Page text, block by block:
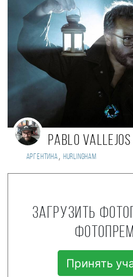
Pablo Vallejos
Аргентина, Hurlingham
Загрузить
Принять